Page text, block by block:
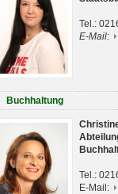
Tel.:
E-Mail:
Buchhaltung
Tel.:
E-Mail: